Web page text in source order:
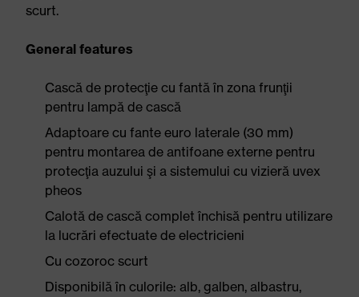
scurt.
General features
Cască de protecţie cu fantă în zona frunţii
pentru lampă de cască
Adaptoare cu fante euro laterale (30 mm)
pentru montarea de antifoane externe pentru
protecţia auzului şi a sistemului cu vizieră uvex
pheos
Calotă de cască complet închisă pentru utilizare
la lucrări efectuate de electricieni
Cu cozoroc scurt
Disponibilă în culorile: alb, galben, albastru,